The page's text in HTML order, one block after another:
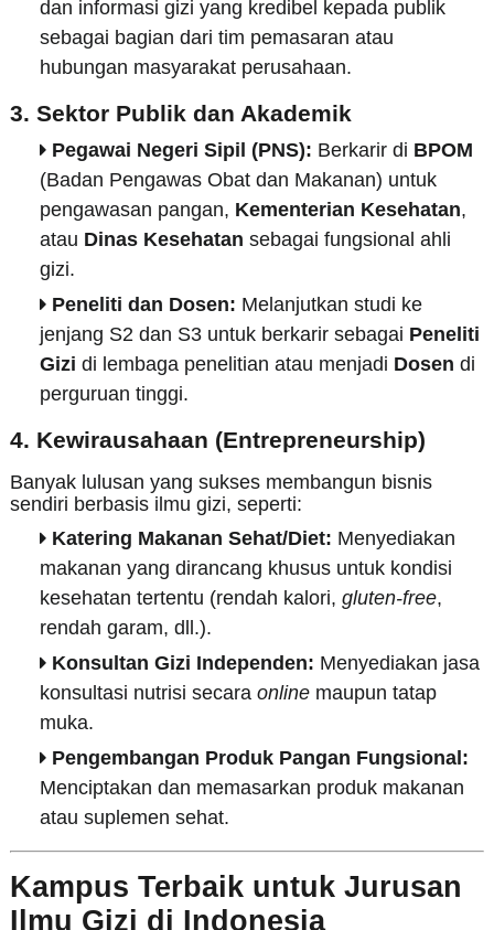
dan informasi gizi yang kredibel kepada publik
sebagai bagian dari tim pemasaran atau
hubungan masyarakat perusahaan.
3. Sektor Publik dan Akademik
Pegawai Negeri Sipil (PNS): Berkarir di BPOM
(Badan Pengawas Obat dan Makanan) untuk
pengawasan pangan, Kementerian Kesehatan,
atau Dinas Kesehatan sebagai fungsional ahli
gizi.
Peneliti dan Dosen: Melanjutkan studi ke
jenjang S2 dan S3 untuk berkarir sebagai Peneliti
Gizi di lembaga penelitian atau menjadi Dosen di
perguruan tinggi.
4. Kewirausahaan (Entrepreneurship)
Banyak lulusan yang sukses membangun bisnis
sendiri berbasis ilmu gizi, seperti:
Katering Makanan Sehat/Diet: Menyediakan
makanan yang dirancang khusus untuk kondisi
kesehatan tertentu (rendah kalori, gluten-free,
rendah garam, dll.).
Konsultan Gizi Independen: Menyediakan jasa
konsultasi nutrisi secara onlinemaupun tatap
muka.
Pengembangan Produk Pangan Fungsional:
Menciptakan dan memasarkan produk makanan
atau suplemen sehat.
Kampus Terbaik untuk Jurusan
Ilmu Gizi di Indonesia